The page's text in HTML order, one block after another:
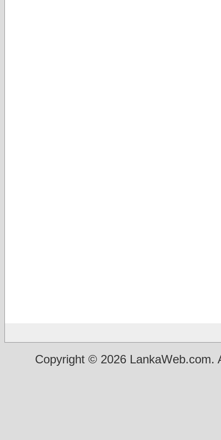
Copyright © 2026 LankaWeb.com.